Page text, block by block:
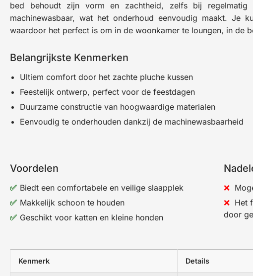
bed behoudt zijn vorm en zachtheid, zelfs bij regelmatig
machinewasbaar, wat het onderhoud eenvoudig maakt. Je
waardoor het perfect is om in de woonkamer te loungen, in de
Belangrijkste Kenmerken
Ultiem comfort door het zachte pluche kussen
Feestelijk ontwerp, perfect voor de feestdagen
Duurzame constructie van hoogwaardige materialen
Eenvoudig te onderhouden dankzij de machinewasbaarheid
Voordelen
Biedt een comfortabele en veilige slaapplek
Makkelijk schoon te houden
Geschikt voor katten en kleine honden
Het
door
Kenmerk Details